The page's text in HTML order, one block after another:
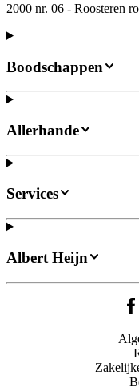
2000 nr. 06 - Roosteren
Boodschappen
Allerhande
Services
Albert Heijn